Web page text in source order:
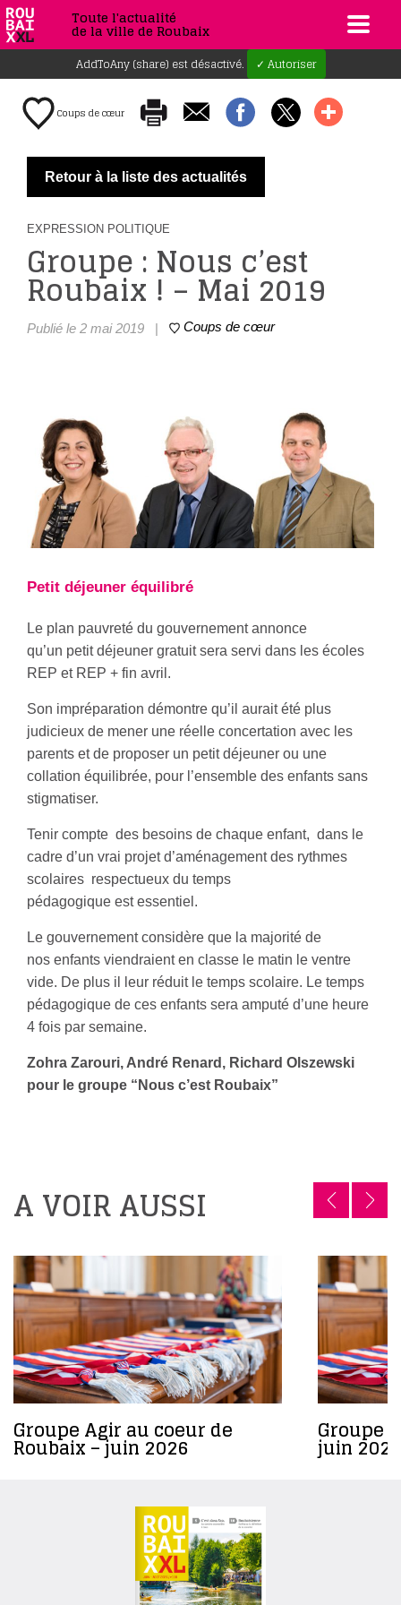
Toute l'actualité
de la ville de Roubaix
AddToAny (share) est désactivé. ✓ Autoriser
Coups de cœur
Retour à la liste des actualités
EXPRESSION POLITIQUE
Groupe : Nous c’est
Roubaix ! – Mai 2019
Publié le 2 mai 2019 | Coups de cœur
Petit déjeuner équilibré
Le plan pauvreté du gouvernement annonce
qu’un petit déjeuner gratuit sera servi dans les écoles
REP et REP + fin avril.
Son impréparation démontre qu’il aurait été plus
judicieux de mener une réelle concertation avec les
parents et de proposer un petit déjeuner ou une
collation équilibrée, pour l’ensemble des enfants sans
stigmatiser.
Tenir compte des besoins de chaque enfant, dans le
cadre d’un vrai projet d’aménagement des rythmes
scolaires respectueux du temps
pédagogique est essentiel.
Le gouvernement considère que la majorité de
nos enfants viendraient en classe le matin le ventre
vide. De plus il leur réduit le temps scolaire. Le temps
pédagogique de ces enfants sera amputé d’une heure
4 fois par semaine.
Zohra Zarouri, André Renard, Richard Olszewski
pour le groupe “Nous c’est Roubaix”
A VOIR AUSSI
Groupe Agir au coeur de
Roubaix – juin 2026
Groupe
juin 2026